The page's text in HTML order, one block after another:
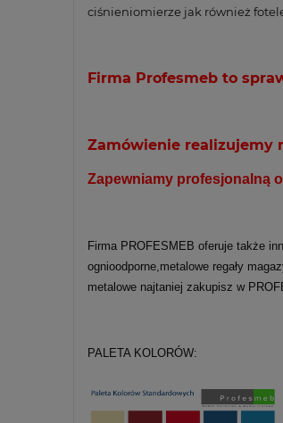
ciśnieniomierze jak również
Firma Profesmeb to
Zamówienie realizujemy
Zapewniamy profesjonalną
Firma PROFESMEB oferuje także
ognioodporne,metalowe regały
metalowe najtaniej zakupisz w
PALETA KOLORÓW: